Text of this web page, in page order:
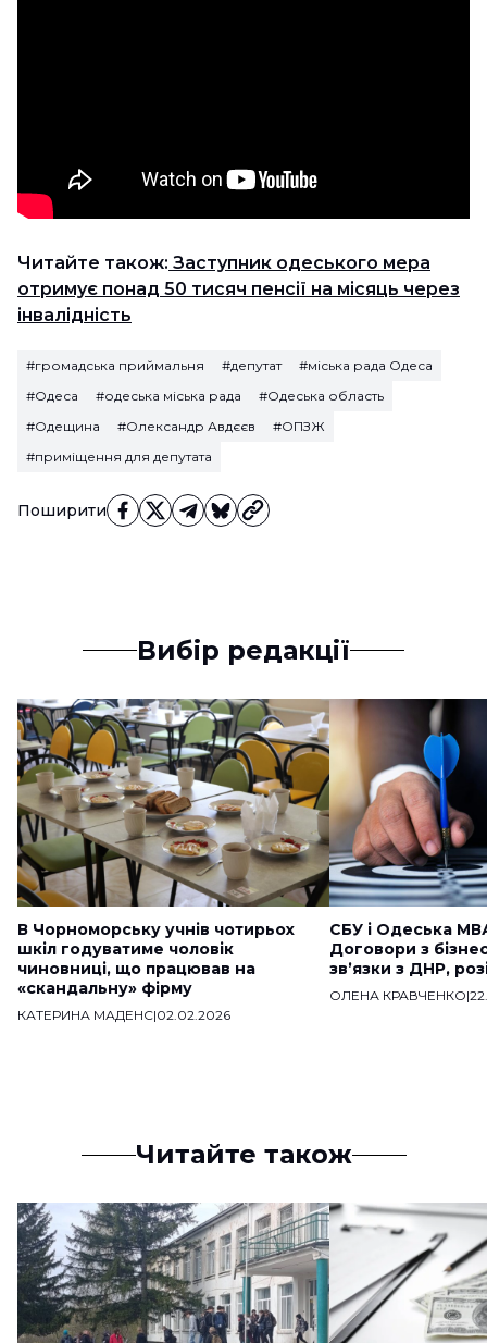
Поширити
Читайте також: Заступник одеського мера
отримує понад 50 тисяч пенсії на місяць через
інвалідність
#громадська приймальня #депутат
#міська рада Одеса
#Одеса
#одеська міська рада
#Одеська область
#Одещина
#Олександр Авдєєв
#ОПЗЖ
#приміщення для депутата
Вибір редакції
В Чорноморську учнів чотирьох
шкіл годуватиме чоловік
чиновниці, що працював на
«скандальну» фірму
КАТЕРИНА МАДЕНС|02.02.2026
СБУ і Одеська
Договори з
звʼязки з ДНР,
ОЛЕНА КРАВЧЕНКО|
Читайте також